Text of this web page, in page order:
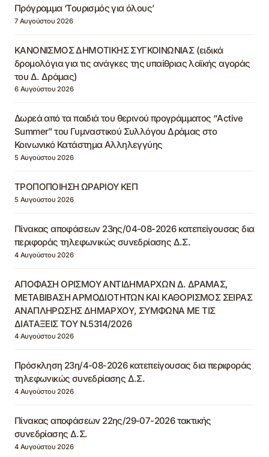
Πρόγραμμα ‘Τουρισμός για όλους’
7 Αυγούστου 2026
ΚΑΝΟΝΙΣΜΟΣ ΔΗΜΟΤΙΚΗΣ ΣΥΓΚΟΙΝΩΝΙΑΣ (ειδικά
δρομολόγια για τις ανάγκες της υπαίθριας λαϊκής αγοράς
του Δ. Δράμας)
6 Αυγούστου 2026
Δωρεά από τα παιδιά του θερινού προγράμματος “Active
Summer” του Γυμναστικού Συλλόγου Δράμας στο
Κοινωνικό Κατάστημα Αλληλεγγύης
5 Αυγούστου 2026
ΤΡΟΠΟΠΟΙΗΣΗ ΩΡΑΡΙΟΥ ΚΕΠ
5 Αυγούστου 2026
Πίνακας αποφάσεων 23ης/04-08-2026 κατεπείγουσας δια
περιφοράς τηλεφωνικώς συνεδρίασης Δ.Σ.
4 Αυγούστου 2026
ΑΠΟΦΑΣΗ ΟΡΙΣΜΟΥ ΑΝΤΙΔΗΜΑΡΧΩΝ Δ. ΔΡΑΜΑΣ,
ΜΕΤΑΒΙΒΑΣΗ ΑΡΜΟΔΙΟΤΗΤΩΝ ΚΑΙ ΚΑΘΟΡΙΣΜΟΣ ΣΕΙΡΑΣ
ΑΝΑΠΛΗΡΩΣΗΣ ΔΗΜΑΡΧΟΥ, ΣΥΜΦΩΝΑ ΜΕ ΤΙΣ
ΔΙΑΤΑΞΕΙΣ ΤΟΥ Ν.5314/2026
4 Αυγούστου 2026
Πρόσκληση 23η/4-08-2026 κατεπείγουσας δια περιφοράς
τηλεφωνικώς συνεδρίασης Δ.Σ.
4 Αυγούστου 2026
Πίνακας αποφάσεων 22ης/29-07-2026 τακτικής
συνεδρίασης Δ.Σ.
4 Αυγούστου 2026